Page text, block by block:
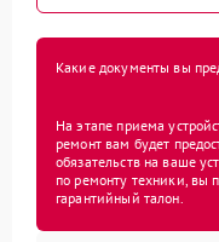
Какие документы вы
На этапе приема
ремонт вам будет
обязательств на ваше
по ремонту техники, вы
гарантийный талон.